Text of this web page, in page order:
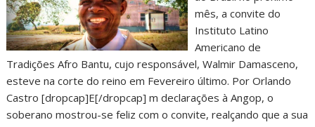
mês, a convite do
Instituto Latino
Americano de
Tradições Afro Bantu, cujo responsável, Walmir Damasceno,
esteve na corte do reino em Fevereiro último. Por Orlando
Castro [dropcap]E[/dropcap] m declarações à Angop, o
soberano mostrou-se feliz com o convite, realçando que a sua